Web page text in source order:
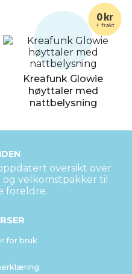
0 kr
+ frakt
Kreafunk Glowie
høyttaler med
nattbelysning
oversikt over
velkomstpakker til
foreldre.
for bruk